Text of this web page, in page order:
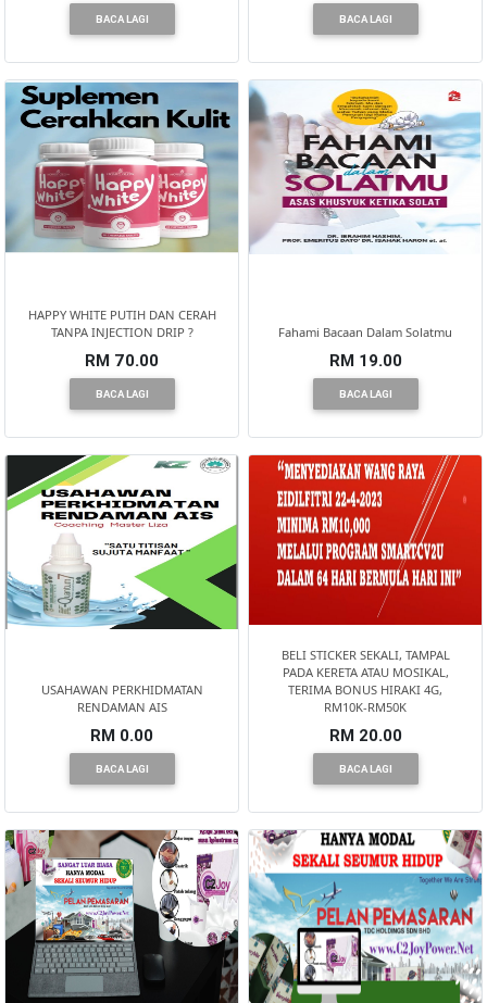
BACA LAGI BACA LAGI
HAPPY WHITE PUTIH DAN CERAH
TANPA INJECTION DRIP ?
RM 70.00
BACA LAGI
Fahami Bacaan Dalam Solatmu
RM 19.00
BACA LAGI
USAHAWAN PERKHIDMATAN
RENDAMAN AIS
RM 0.00
BACA LAGI
BELI STICKER SEKALI, TAMPAL
PADA KERETA ATAU MOSIKAL,
TERIMA BONUS HIRAKI 4G,
RM10K-RM50K
RM 20.00
BACA LAGI
KENDERAAN(6)
ELEKTRONIK(5)
SUKAN/HOBI(2)
PERCUTIAN
&
PEKERJAAN(0)
SERVIS(17)
HARTA
KEPERLUAN(16)
SELECT
NEGERI
SELANGOR(37)